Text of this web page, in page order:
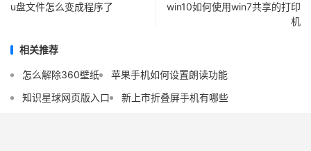
u盘文件怎么变成程序了
win10如何使用win7共享的打印
机
相关推荐
怎么解除360壁纸
苹果手机如何设置朗读功能
知识星球网页版入口
新上市折叠屏手机有哪些